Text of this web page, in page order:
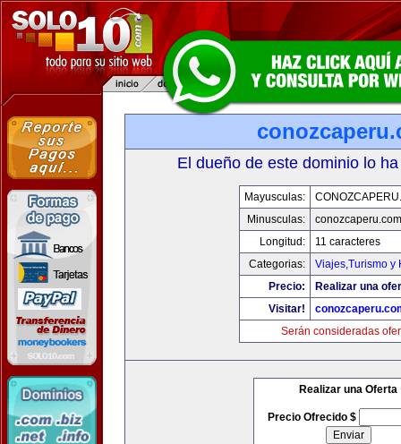
El dueño de este dominio lo
Mayusculas:
Minusculas:
conozcaperu.com
Longitud:
11 caracteres
Categorias:
Viajes,Turismo y
Precio:
Realizar una
Visitar!
Serán consideradas
Realizar una Oferta
Precio Ofrecido $